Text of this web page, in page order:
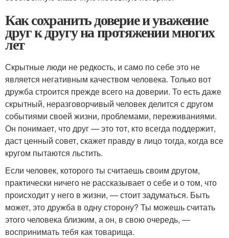
Как сохранить доверие и уважение
друг к другу на протяжении многих
лет
Скрытные люди не редкость, и само по себе это не
является негативным качеством человека. Только вот
дружба строится прежде всего на доверии. То есть даже
скрытный, неразговорчивый человек делится с другом
событиями своей жизни, проблемами, переживаниями.
Он понимает, что друг — это тот, кто всегда поддержит,
даст ценный совет, скажет правду в лицо тогда, когда все
кругом пытаются льстить.
Если человек, которого ты считаешь своим другом,
практически ничего не рассказывает о себе и о том, что
происходит у него в жизни, — стоит задуматься. Быть
может, это дружба в одну сторону? Ты можешь считать
этого человека близким, а он, в свою очередь, —
воспринимать тебя как товарища.